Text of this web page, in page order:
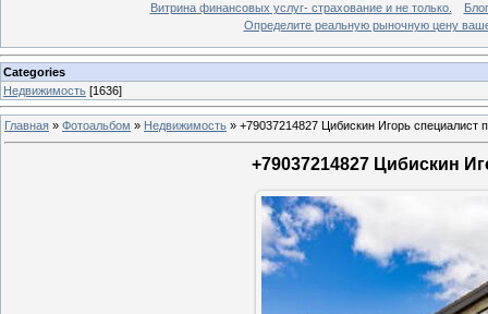
Витрина финансовых услуг- страхование и не только.
Блог
Определите реальную рыночную цену
Categories
Недвижимость [1636]
Главная » Фотоальбом » Недвижимость » +79037214827 Цибискин Игорь специалист
+79037214827 Цибискин